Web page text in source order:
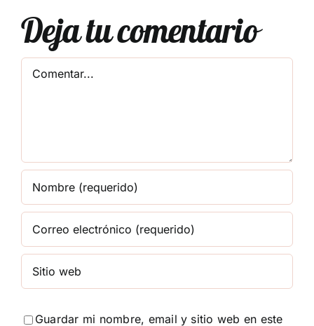
Deja tu comentario
Guardar mi nombre, email y sitio web en este